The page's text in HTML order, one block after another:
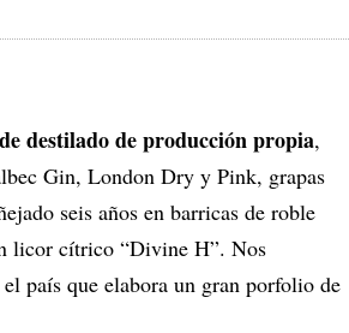
destilado de producción propia,
Gin, London Dry y Pink, grapas
seis años en barricas de roble
licor cítrico “Divine H”. Nos
país que elabora un gran porfolio de